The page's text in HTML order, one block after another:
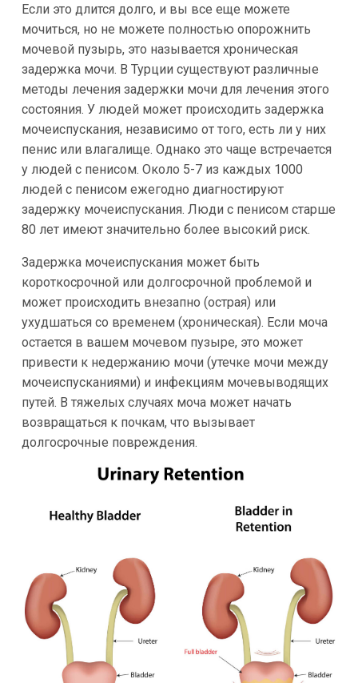
Если это длится долго, и вы все еще можете
мочиться, но не можете полностью опорожнить
мочевой пузырь, это называется хроническая
задержка мочи. В Турции существуют различные
методы лечения задержки мочи для лечения этого
состояния. У людей может происходить задержка
мочеиспускания, независимо от того, есть ли у них
пенис или влагалище. Однако это чаще встречается
у людей с пенисом. Около 5-7 из каждых 1000
людей с пенисом ежегодно диагностируют
задержку мочеиспускания. Люди с пенисом старше
80 лет имеют значительно более высокий риск.
Задержка мочеиспускания может быть
короткосрочной или долгосрочной проблемой и
может происходить внезапно (острая) или
ухудшаться со временем (хроническая). Если моча
остается в вашем мочевом пузыре, это может
привести к недержанию мочи (утечке мочи между
мочеиспусканиями) и инфекциям мочевыводящих
путей. В тяжелых случаях моча может начать
возвращаться к почкам, что вызывает
долгосрочные повреждения.